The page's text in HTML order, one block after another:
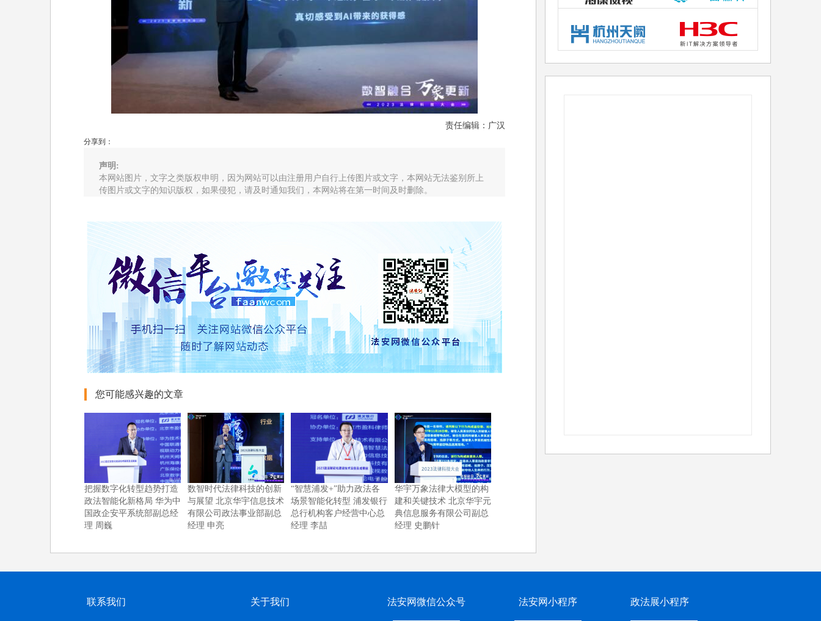
责任编辑：广汉
分享到：
声明:
本网站图片，文字之类版权申明，因为网站可以由注册用户自行上传图片或文字，本网站无法鉴别所上
传图片或文字的知识版权，如果侵犯，请及时通知我们，本网站将在第一时间及时删除。
您可能感兴趣的文章
把握数字化转型趋势打造
政法智能化新格局 华为中
国政企安平系统部副总经
理 周巍
数智时代法律科技的创新
与展望 北京华宇信息技术
有限公司政法事业部副总
经理 申亮
“智慧浦发+”助力政法各
场景智能化转型 浦发银行
总行机构客户经营中心总
经理 李喆
华宇万象法律大模型的构
建和关键技术 北京华宇元
典信息服务有限公司副总
经理 史鹏针
联系我们 关于我们 法安网微信公众号 法安网小程序 政法展小程序